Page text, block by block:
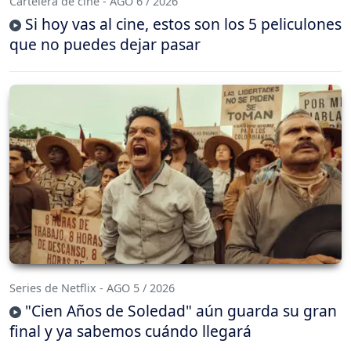
Si hoy vas al cine, estos son los 5 peliculones
que no puedes dejar pasar
Series de Netflix - AGO 5 / 2026
"Cien Años de Soledad" aún guarda su gran
final y ya sabemos cuándo llegará